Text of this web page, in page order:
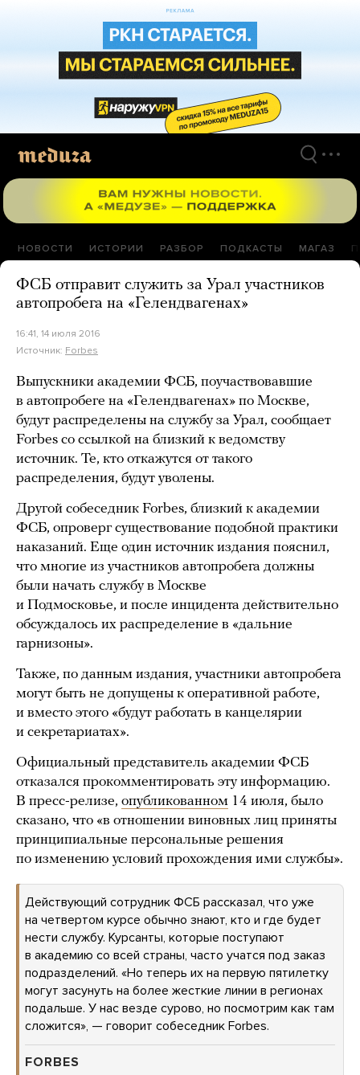
НОВОСТИ ИСТОРИИ РАЗБОР ПОДКАСТЫ МАГАЗ
ФСБ отправит служить за Урал участников
автопробега на «Гелендвагенах»
16:41, 14 июля 2016
Источник: Forbes
Выпускники академии ФСБ, поучаствовавшие
в автопробеге на «Гелендвагенах» по Москве,
будут распределены на службу за Урал, сообщает
Forbes со ссылкой на близкий к ведомству
источник. Те, кто откажутся от такого
распределения, будут уволены.
Другой собеседник Forbes, близкий к академии
ФСБ, опроверг существование подобной практики
наказаний. Еще один источник издания пояснил,
что многие из участников автопробега должны
были начать службу в Москве
и Подмосковье, и после инцидента действительно
обсуждалось их распределение в «дальние
гарнизоны».
Также, по данным издания, участники автопробега
могут быть не допущены к оперативной работе,
и вместо этого «будут работать в канцелярии
и секретариатах».
Официальный представитель академии ФСБ
отказался прокомментировать эту информацию.
В пресс-релизе, опубликованном 14 июля, было
сказано, что «в отношении виновных лиц приняты
принципиальные персональные решения
по изменению условий прохождения ими службы».
Действующий сотрудник ФСБ рассказал, что уже
на четвертом курсе обычно знают, кто и где будет
нести службу. Курсанты, которые поступают
в академию со всей страны, часто учатся под заказ
подразделений. «Но теперь их на первую пятилетку
могут засунуть на более жесткие линии в регионах
подальше. У нас везде сурово, но посмотрим как там
сложится», — говорит собеседник Forbes.
FORBES